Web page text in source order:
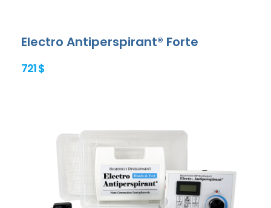
Electro Antiperspirant® Forte
721 $